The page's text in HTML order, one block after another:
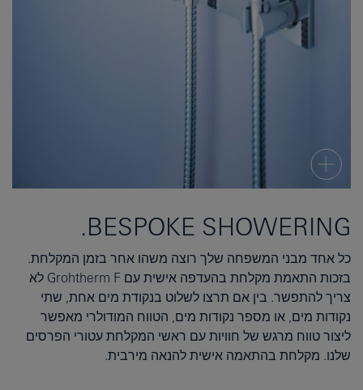
BESPOKE SHOWERING.
כל אחד מבני המשפחה שלך רוצה משהו אחר בזמן המקלחת.
בזכות התאמת מקלחת בהעדפה אישית עם Grohtherm F לא
צריך להתפשר. בין אם תרצו לשלוט בנקודת מים אחת, שתי
נקודות מים, או מספר נקודות מים, הטווח המודולרי מאפשר
ליצור טווח מרגש של חוויות עם ראשי המקלחת עטורי הפרסים
שלנו. מקלחת בהתאמה אישית להנאה מירבית.